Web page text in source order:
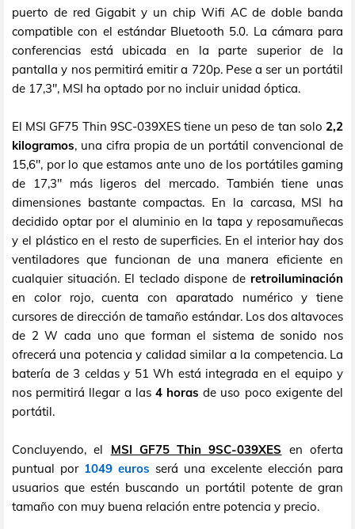
puerto de red Gigabit y un chip Wifi AC de doble banda
compatible con el estándar Bluetooth 5.0. La cámara para
conferencias está ubicada en la parte superior de la
pantalla y nos permitirá emitir a 720p. Pese a ser un portátil
de 17,3", MSI ha optado por no incluir unidad óptica.
El MSI GF75 Thin 9SC-039XES tiene un peso de tan solo 2,2
kilogramos, una cifra propia de un portátil convencional de
15,6", por lo que estamos ante uno de los portátiles gaming
de 17,3" más ligeros del mercado. También tiene unas
dimensiones bastante compactas. En la carcasa, MSI ha
decidido optar por el aluminio en la tapa y reposamuñecas
y el plástico en el resto de superficies. En el interior hay dos
ventiladores que funcionan de una manera eficiente en
cualquier situación. El teclado dispone de retroiluminación
en color rojo, cuenta con aparatado numérico y tiene
cursores de dirección de tamaño estándar. Los dos altavoces
de 2 W cada uno que forman el sistema de sonido nos
ofrecerá una potencia y calidad similar a la competencia. La
batería de 3 celdas y 51 Wh está integrada en el equipo y
nos permitirá llegar a las 4 horas de uso poco exigente del
portátil.
Concluyendo, el MSI GF75 Thin 9SC-039XES en oferta
puntual por 1049 euros será una excelente elección para
usuarios que estén buscando un portátil potente de gran
tamaño con muy buena relación entre potencia y precio.